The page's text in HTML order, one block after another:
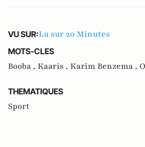
VU SUR:Lu sur 20 Minutes
MOTS-CLES
Booba , Kaaris , Karim Benzema ,
THEMATIQUES
Sport